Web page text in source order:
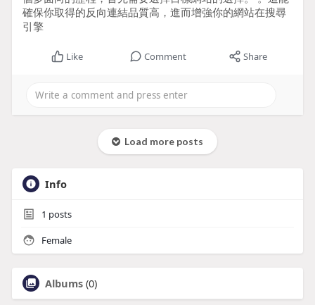
確保你取得的反向連結品質高，進而增強你的網站在搜尋
引擎
Like Comment Share
Load more posts
Info
1 posts
Female
Albums (0)